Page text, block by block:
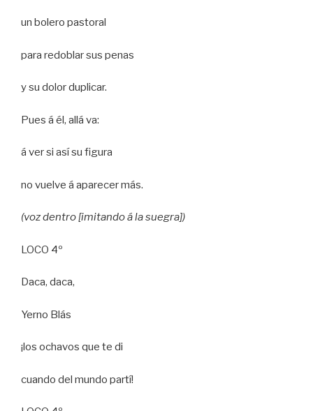
un bolero pastoral
para redoblar sus penas
y su dolor duplicar.
Pues á él, allá va:
á ver si así su figura
no vuelve á aparecer más.
(voz dentro [imitando á la suegra])
LOCO 4º
Daca, daca,
Yerno Blás
¡los ochavos que te di
cuando del mundo partí!